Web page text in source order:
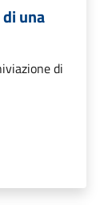
una
di